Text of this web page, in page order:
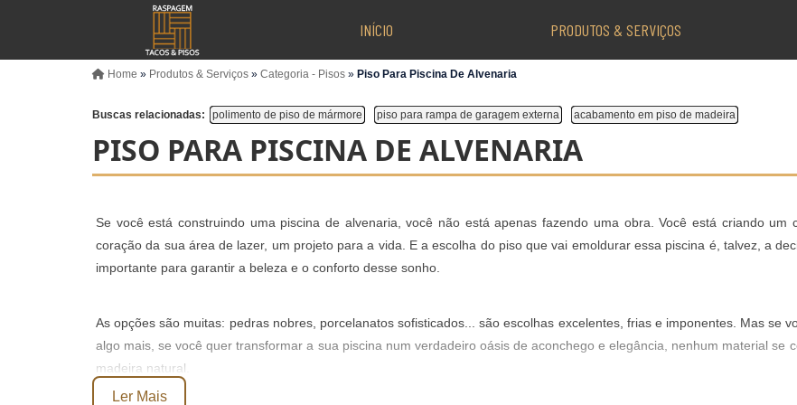
INÍCIO PRODUTOS & SERVIÇOS
Home » Produtos & Serviços » Categoria - Pisos » Piso Para Piscina De Alvenaria
Buscas relacionadas: polimento de piso de mármore piso para rampa de garagem externa acabamento em piso de madeira
PISO PARA PISCINA DE ALVENARIA
Se você está construindo uma piscina de alvenaria, você não está apenas fazendo uma obra. Você está criando um
coração da sua área de lazer, um projeto para a vida. E a escolha do pisoque vai emoldurar essa piscina é, talvez, a
importante para garantir a beleza e o conforto desse sonho.
As opções são muitas: pedras nobres, porcelanatos sofisticados... são escolhas excelentes, frias e imponentes. Mas se
algo mais, se você quer transformar a sua piscina num verdadeiro oásis de aconchego e elegância, nenhum material se
madeira natural
Ler Mais